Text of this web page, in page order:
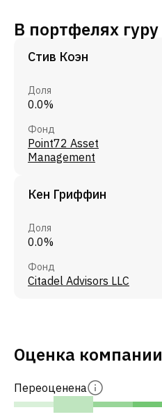
В портфелях гуру
Стив Коэн
Доля
0.0%
Фонд
Point72 Asset
Management
Кен Гриффин
Доля
0.0%
Фонд
Citadel Advisors LLC
Оценка компании
Переоценена